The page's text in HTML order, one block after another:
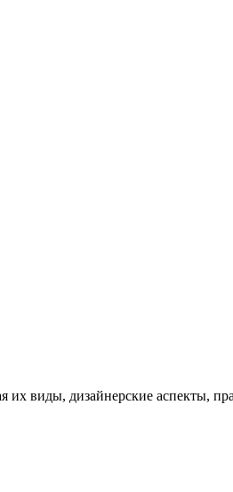
их виды, дизайнерские аспекты,